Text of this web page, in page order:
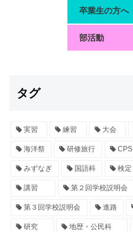
卒業生の方へ
部活動
タグ
実習 練習 大会
海洋祭 研修旅行 CPS
みずなぎ 国語科 検定
講習 第２回学校説明会
第３回学校説明会 進路
研究 地歴・公民科